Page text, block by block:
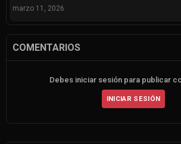
marzo 11, 2026
COMENTARIOS
Debes iniciar sesión para publicar
INICIAR SESIÓN